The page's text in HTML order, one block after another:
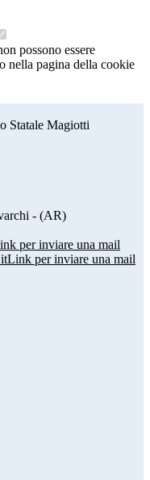
possono essere
nella pagina della cookie
Statale Magiotti
- (AR)
per inviare una mail
Link per inviare una mail